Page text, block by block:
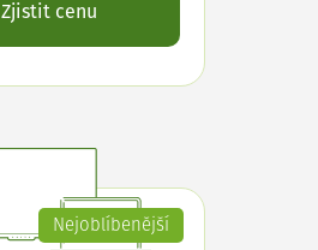
Zjistit cenu
Nejoblíbenější